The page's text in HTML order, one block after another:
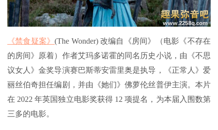
《禁食疑案》(The Wonder) 改编自《房间》（电影《不存在
的房间》原着）作者艾玛多诺霍的同名历史小说，由《不思
议女人》金奖导演赛巴斯蒂安雷里奥是执导，《正常人》爱
丽丝伯奇担任编剧，并由《她们》佛萝伦丝普伊主演。本片
在 2022 年英国独立电影奖获得 12 项提名，为本届入围数第
三多的电影。